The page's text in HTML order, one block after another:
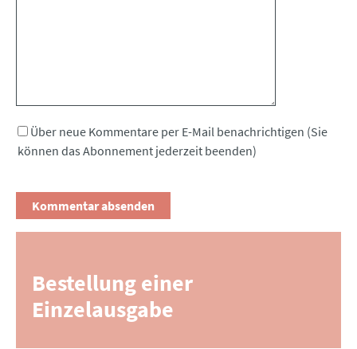
Über neue Kommentare per E-Mail benachrichtigen (Sie
können das Abonnement jederzeit beenden)
Bestellung einer
Einzelausgabe